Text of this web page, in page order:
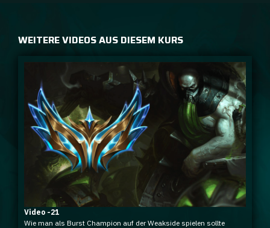
WEITERE VIDEOS AUS DIESEM KURS
Video -21
Wie man als Burst Champion auf der Weakside spielen sollte